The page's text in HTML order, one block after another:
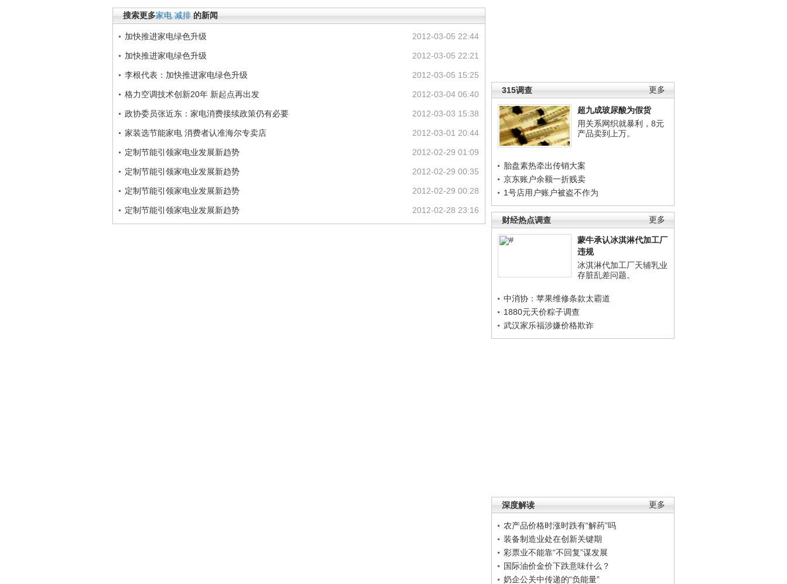
更多
315调查
超九成玻尿酸为假货
用关系网织就暴利，8元
产品卖到上万。
胎盘素热牵出传销大案
京东账户余额一折贱卖
1号店用户账户被盗不作为
更多
财经热点调查
蒙牛承认冰淇淋代加工厂
违规
冰淇淋代加工厂天辅乳业
存脏乱差问题。
中消协：苹果维修条款太霸道
1880元天价粽子调查
武汉家乐福涉嫌价格欺诈
更多
深度解读
农产品价格时涨时跌有“解药”吗
装备制造业处在创新关键期
彩票业不能靠“不回复”谋发展
国际油价金价下跌意味什么？
奶企公关中传递的“负能量”
搜索更多家电 减排 的新闻
2012-03-05 22:44
加快推进家电绿色升级
2012-03-05 22:21
加快推进家电绿色升级
2012-03-05 15:25
李根代表：加快推进家电绿色升级
2012-03-04 06:40
格力空调技术创新20年 新起点再出发
2012-03-03 15:38
政协委员张近东：家电消费接续政策仍有必要
2012-03-01 20:44
家装选节能家电 消费者认准海尔专卖店
2012-02-29 01:09
定制节能引领家电业发展新趋势
2012-02-29 00:35
定制节能引领家电业发展新趋势
2012-02-29 00:28
定制节能引领家电业发展新趋势
2012-02-28 23:16
定制节能引领家电业发展新趋势